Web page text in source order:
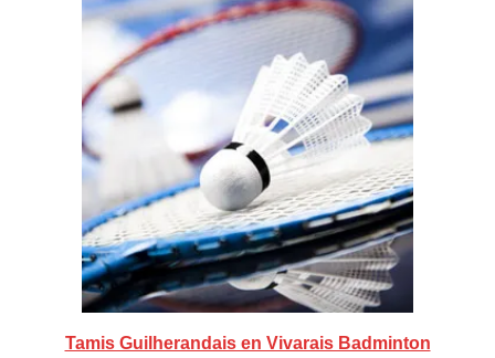
Tamis Guilherandais en Vivarais Badminton